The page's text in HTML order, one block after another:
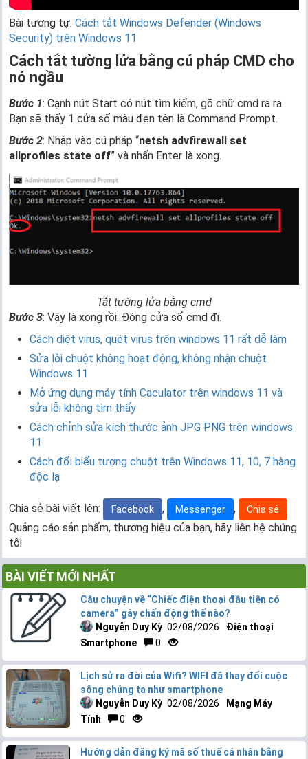
Bài tương tự: Cách tắt Windows Defender (Windows
Security) trên Windows 11
Cách tắt tường lửa bằng cú pháp CMD cho
nó ngầu
Bước 1: Cạnh nút Start có nút tìm kiếm, gõ chữ cmd ra ra.
Bạn sẽ thấy 1 cửa sổ màu đen tên là Command Prompt.
Bước 2: Nhập vào cú pháp “netsh advfirewall set
allprofiles state off” và nhấn Enter là xong.
Tắt tường lửa bằng cmd
Bước 3: Vậy là xong rồi. Đóng cửa sổ cmd đi.
Cách diệt virus, quét virus trên windows 11 rất dễ làm
Sửa lỗi chuột không hoạt động, không nhận chuột
Windows 11
Mở ứng dụng máy tính Caculator trên windows 11 và
sửa lỗi không tìm thấy
Cách chỉnh sửa kích thước ảnh JPG PNG trên windows
11
Cách đổi biểu tượng chuột trên Windows 11, 10, 7 hàng
độc lạ
Chia sẻ bài viết lên: Facebook , Messenger , Chia sẻ
Quảng cáo sản phẩm, thương hiệu của bạn, hãy liên hệ chúng
tôi
BÀI VIẾT MỚI NHẤT
Câu chuyện về “Chiếc điện thoại đầu tiên có
camera” gây chấn động thế nào?
Nguyễn Duy Kỳ 02/08/2026
Điện thoại
Smartphone
0
Lịch sử ra đời của Wifi? WIFI đã thay đổi cuộc
sống chúng ta như smartphone
Nguyễn Duy Kỳ 02/08/2026
Mạng Máy
Tính
0
Hướng dẫn đăng ký mã số thuế cá nhân bằng